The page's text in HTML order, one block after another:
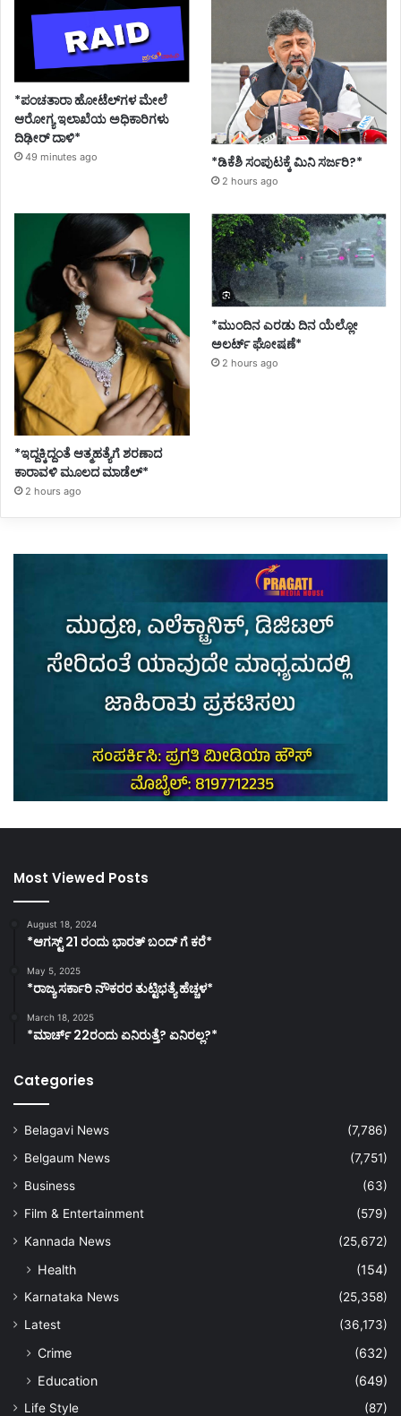
*ಪಂಚತಾರಾ ಹೋಟೆಲ್‌ಗಳ ಮೇಲೆ
ಆರೋಗ್ಯ ಇಲಾಖೆಯ ಅಧಿಕಾರಿಗಳು
ದಿಢೀರ್ ದಾಳಿ*
49 minutes ago *ಡಿಕೆಶಿ ಸಂಪುಟಕ್ಕೆ ಮಿನಿ ಸರ್ಜರಿ?*
2 hours ago
*ಇದ್ದಕ್ಕಿದ್ದಂತೆ ಆತ್ಮಹತ್ಯೆಗೆ ಶರಣಾದ
ಕಾರಾವಳಿ ಮೂಲದ ಮಾಡೆಲ್*
2 hours ago
*ಮುಂದಿನ ಎರಡು ದಿನ ಯೆಲ್ಲೋ
ಅಲರ್ಟ್ ಘೋಷಣೆ*
2 hours ago
Most Viewed Posts
August 18, 2024
*ಆಗಸ್ಟ್ 21 ರಂದು ಭಾರತ್‌ ಬಂದ್‌ ಗೆ ಕರೆ*
May 5, 2025
*ರಾಜ್ಯ ಸರ್ಕಾರಿ ನೌಕರರ ತುಟ್ಟಿಭತ್ಯೆ ಹೆಚ್ಚಳ*
March 18, 2025
*ಮಾರ್ಚ್ 22ರಂದು ಏನಿರುತ್ತೆ? ಏನಿರಲ್ಲ?*
Categories
Belagavi News
(7,786)
Belgaum News
(7,751)
Business
(63)
Film & Entertainment
(579)
Kannada News
(25,672)
Health (154)
Karnataka News
(25,358)
Latest
(36,173)
Crime
(632)
Education
(649)
Life Style
(87)